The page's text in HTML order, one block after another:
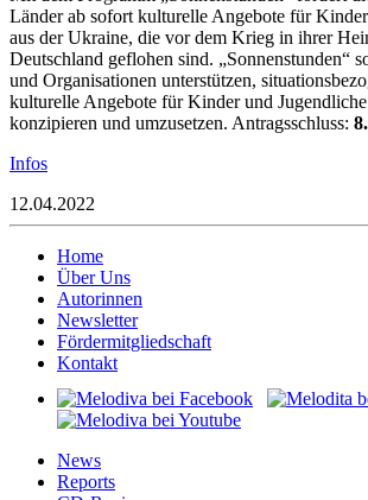
Länder ab sofort kulturelle Angebote für
aus der Ukraine, die vor dem Krieg in ihrer
Deutschland geflohen sind. „Sonnenstunden“
und Organisationen unterstützen,
kulturelle Angebote für Kinder und
konzipieren und umzusetzen. Antragsschluss:
Infos
12.04.2022
Home
Über Uns
Autorinnen
Newsletter
Fördermitgliedschaft
Kontakt
News
Reports